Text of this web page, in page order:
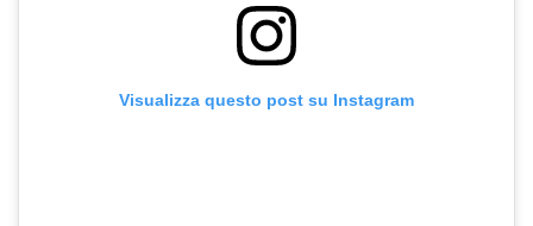
Visualizza questo post su Instagram